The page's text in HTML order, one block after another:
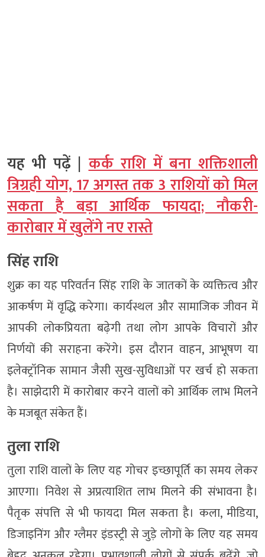
यह भी पढ़ें |कर्क राशि में बना शक्तिशाली
त्रिग्रही योग, 17 अगस्त तक 3 राशियों को मिल
सकता है बड़ा आर्थिक फायदा; नौकरी-
कारोबार में खुलेंगे नए रास्ते
सिंह राशि
शुक्र का यह परिवर्तन सिंह राशि के जातकों के व्यक्तित्व और
आकर्षण में वृद्धि करेगा। कार्यस्थल और सामाजिक जीवन में
आपकी लोकप्रियता बढ़ेगी तथा लोग आपके विचारों और
निर्णयों की सराहना करेंगे। इस दौरान वाहन, आभूषण या
इलेक्ट्रॉनिक सामान जैसी सुख-सुविधाओं पर खर्च हो सकता
है। साझेदारी में कारोबार करने वालों को आर्थिक लाभ मिलने
के मजबूत संकेत हैं।
तुला राशि
तुला राशि वालों के लिए यह गोचर इच्छापूर्ति का समय लेकर
आएगा। निवेश से अप्रत्याशित लाभ मिलने की संभावना है।
पैतृक संपत्ति से भी फायदा मिल सकता है। कला, मीडिया,
डिजाइनिंग और ग्लैमर इंडस्ट्री से जुड़े लोगों के लिए यह समय